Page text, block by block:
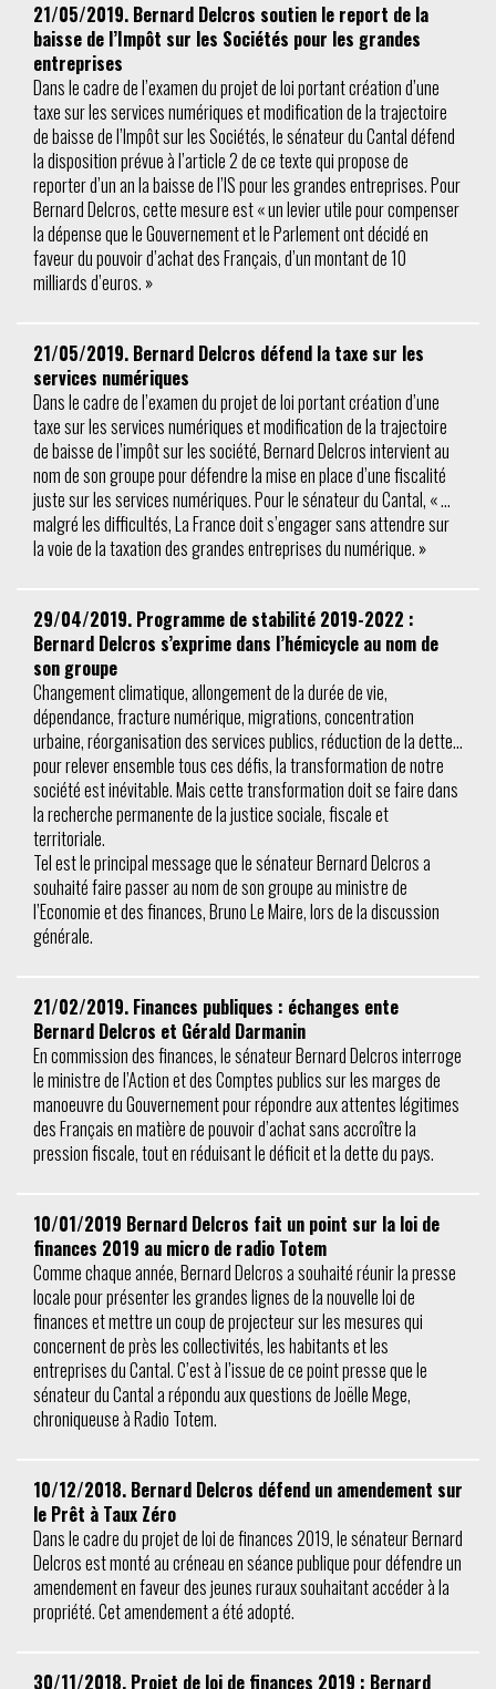
21/05/2019. Bernard Delcros soutien le report de la
baisse de l’Impôt sur les Sociétés pour les grandes
entreprises
Dans le cadre de l’examen du projet de loi portant création d’une
taxe sur les services numériques et modification de la trajectoire
de baisse de l’Impôt sur les Sociétés, le sénateur du Cantal défend
la disposition prévue à l’article 2 de ce texte qui propose de
reporter d’un an la baisse de l’IS pour les grandes entreprises. Pour
Bernard Delcros, cette mesure est « un levier utile pour compenser
la dépense que le Gouvernement et le Parlement ont décidé en
faveur du pouvoir d’achat des Français, d’un montant de 10
milliards d’euros. »
21/05/2019. Bernard Delcros défend la taxe sur les
services numériques
Dans le cadre de l’examen du projet de loi portant création d’une
taxe sur les services numériques et modification de la trajectoire
de baisse de l’impôt sur les société, Bernard Delcros intervient au
nom de son groupe pour défendre la mise en place d’une fiscalité
juste sur les services numériques. Pour le sénateur du Cantal, « …
malgré les difficultés, La France doit s’engager sans attendre sur
la voie de la taxation des grandes entreprises du numérique. »
29/04/2019. Programme de stabilité 2019-2022 :
Bernard Delcros s’exprime dans l’hémicycle au nom de
son groupe
Changement climatique, allongement de la durée de vie,
dépendance, fracture numérique, migrations, concentration
urbaine, réorganisation des services publics, réduction de la dette…
pour relever ensemble tous ces défis, la transformation de notre
société est inévitable. Mais cette transformation doit se faire dans
la recherche permanente de la justice sociale, fiscale et
territoriale.
Tel est le principal message que le sénateur Bernard Delcros a
souhaité faire passer au nom de son groupe au ministre de
l’Economie et des finances, Bruno Le Maire, lors de la discussion
générale.
21/02/2019. Finances publiques : échanges ente
Bernard Delcros et Gérald Darmanin
En commission des finances, le sénateur Bernard Delcros interroge
le ministre de l’Action et des Comptes publics sur les marges de
manoeuvre du Gouvernement pour répondre aux attentes légitimes
des Français en matière de pouvoir d’achat sans accroître la
pression fiscale, tout en réduisant le déficit et la dette du pays.
10/01/2019 Bernard Delcros fait un point sur la loi de
finances 2019 au micro de radio Totem
Comme chaque année, Bernard Delcros a souhaité réunir la presse
locale pour présenter les grandes lignes de la nouvelle loi de
finances et mettre un coup de projecteur sur les mesures qui
concernent de près les collectivités, les habitants et les
entreprises du Cantal. C’est à l’issue de ce point presse que le
sénateur du Cantal a répondu aux questions de Joëlle Mege,
chroniqueuse à Radio Totem.
10/12/2018. Bernard Delcros défend un amendement sur
le Prêt à Taux Zéro
Dans le cadre du projet de loi de finances 2019, le sénateur Bernard
Delcros est monté au créneau en séance publique pour défendre un
amendement en faveur des jeunes ruraux souhaitant accéder à la
propriété. Cet amendement a été adopté.
30/11/2018. Projet de loi de finances 2019 : Bernard